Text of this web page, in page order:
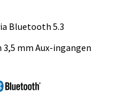
Bluetooth 5.3
mm Aux-ingangen